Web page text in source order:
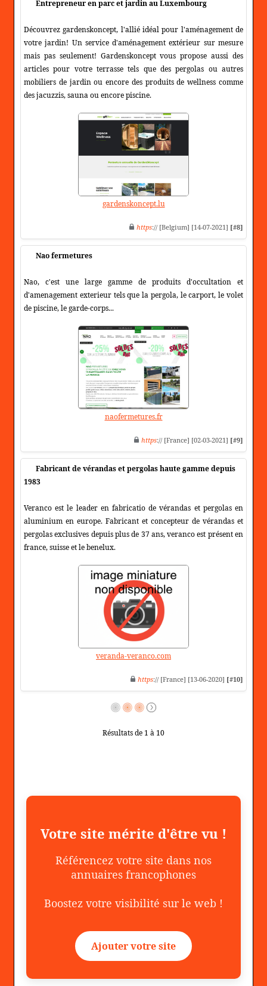
Entrepreneur en parc et jardin au Luxembourg
Découvrez gardenskoncept, l'allié idéal pour l'aménagement de
votre jardin! Un service d'aménagement extérieur sur mesure
mais pas seulement! Gardenskoncept vous propose aussi des
articles pour votre terrasse tels que des pergolas ou autres
mobiliers de jardin ou encore des produits de wellness comme
des jacuzzis, sauna ou encore piscine.
gardenskoncept.lu
https:// [Belgium] [14-07-2021] [#8]
Nao fermetures
Nao, c'est une large gamme de produits d'occultation et
d'amenagement exterieur tels que la pergola, le carport, le volet
de piscine, le garde-corps...
naofermetures.fr
https:// [France] [02-03-2021] [#9]
Fabricant de vérandas et pergolas haute gamme depuis
1983
Veranco est le leader en fabricatio de vérandas et pergolas en
aluminium en europe. Fabricant et concepteur de vérandas et
pergolas exclusives depuis plus de 37 ans, veranco est présent en
france, suisse et le benelux.
veranda-veranco.com
https:// [France] [13-06-2020] [#10]
Résultats de 1 à 10
Votre site mérite d'être vu !
Référencez votre site dans nos
annuaires francophones
Boostez votre visibilité sur le web !
Ajouter votre site